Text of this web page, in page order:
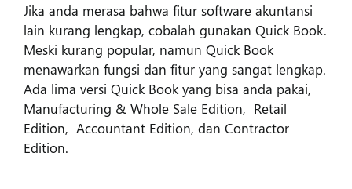
Jika anda merasa bahwa fitur software akuntansi
lain kurang lengkap, cobalah gunakan Quick Book.
Meski kurang popular, namun Quick Book
menawarkan fungsi dan fitur yang sangat lengkap.
Ada lima versi Quick Book yang bisa anda pakai,
Manufacturing & Whole Sale Edition, Retail
Edition, Accountant Edition, dan Contractor
Edition.